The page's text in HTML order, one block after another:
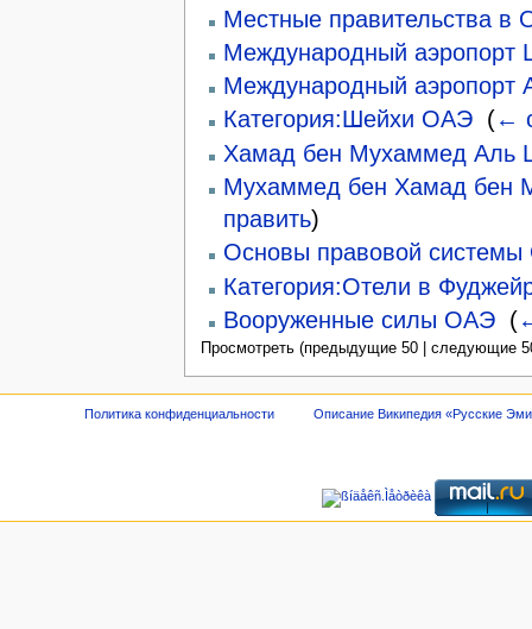
Местные правительства в
Международный аэропорт
Международный аэропорт
Категория:Шейхи ОАЭ‎ (←
Хамад бен Мухаммед Аль
Мухаммед бен Хамад бен
править)
Основы правовой
Категория:Отели в
Вооруженные силы ОАЭ‎ (
Просмотреть (предыдущие 50 | следующие
Политика конфиденциальности Описание Википедия «Русские